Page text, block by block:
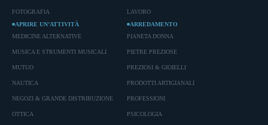
FOTOGRAFIA
LAVORO
APRIRE UN’ATTIVITÀ
MEDICINE ALTERNATIVE
MUSICA E STRUMENTI MUSICALI
MUTUO
NAUTICA
NEGOZI & GRANDE DISTRIBUZIONE
OTTICA
ARREDAMENTO
PIANETA DONNA
PIETRE PREZIOSE
PREZIOSI & GIOIELLI
PRODOTTI ARTIGIANALI
PROFESSIONI
PSICOLOGIA